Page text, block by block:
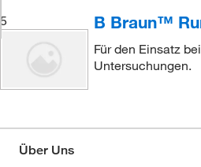
5
B Braun™
Für den Einsatz
Untersuchungen.
Über Uns